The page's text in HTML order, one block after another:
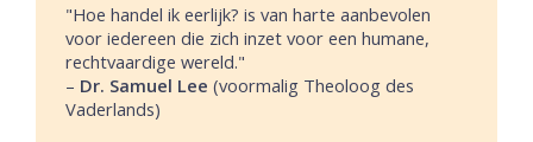
"Hoe handel ik eerlijk? is van harte aanbevolen
voor iedereen die zich inzet voor een humane,
rechtvaardige wereld."
– Dr. Samuel Lee (voormalig Theoloog des
Vaderlands)